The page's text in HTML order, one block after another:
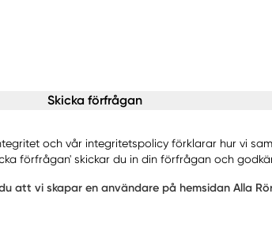
Skicka förfrågan
och vår integritetspolicy förklarar hur vi
förfrågan' skickar du in din förfrågan och
att vi skapar en användare på hemsidan Alla